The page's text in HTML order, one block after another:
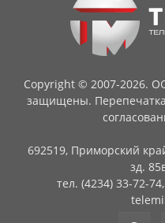
Copyright © 2007-2026.
защищены.
692519, Приморский
зд.
тел. (4234) 33-72-